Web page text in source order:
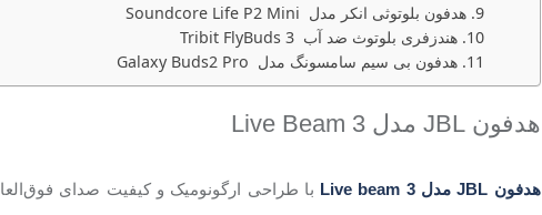
هدفون بلوتوثی انکر مدل Soundcore Life P2 Mini
هندزفری بلوتوث ضد آب Tribit FlyBuds 3
هدفون بی سیم سامسونگ مدل Galaxy Buds2 Pro
هدفون JBL مدلLive Beam 3
هدفون JBLمدل Live beam 3 با طراحی ارگونومیک و کیفیت صدای